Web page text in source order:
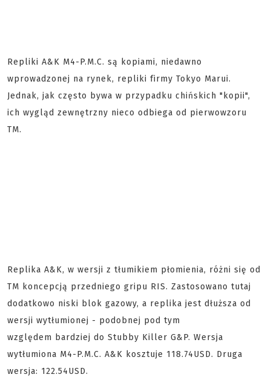
Repliki A&K M4-P.M.C. są kopiami, niedawno
wprowadzonej na rynek, repliki firmy Tokyo Marui.
Jednak, jak często bywa w przypadku chińskich "kopii",
ich wygląd zewnętrzny nieco odbiega od pierwowzoru
TM.
Replika A&K, w wersji z tłumikiem płomienia, różni się od
TM koncepcją przedniego gripu RIS. Zastosowano tutaj
dodatkowo niski blok gazowy, a replika jest dłuższa od
wersji wytłumionej - podobnej pod tym
względem bardziej do Stubby Killer G&P. Wersja
wytłumiona M4-P.M.C. A&K kosztuje 118.74USD. Druga
wersja: 122.54USD.